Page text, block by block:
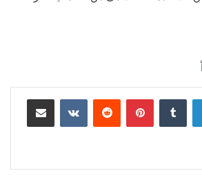
لينكدإن بينتيريست مشاركة عبر البريد